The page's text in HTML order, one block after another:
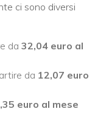
ci sono diversi
da 32,04 euro al
da 12,07 euro
euro al mese